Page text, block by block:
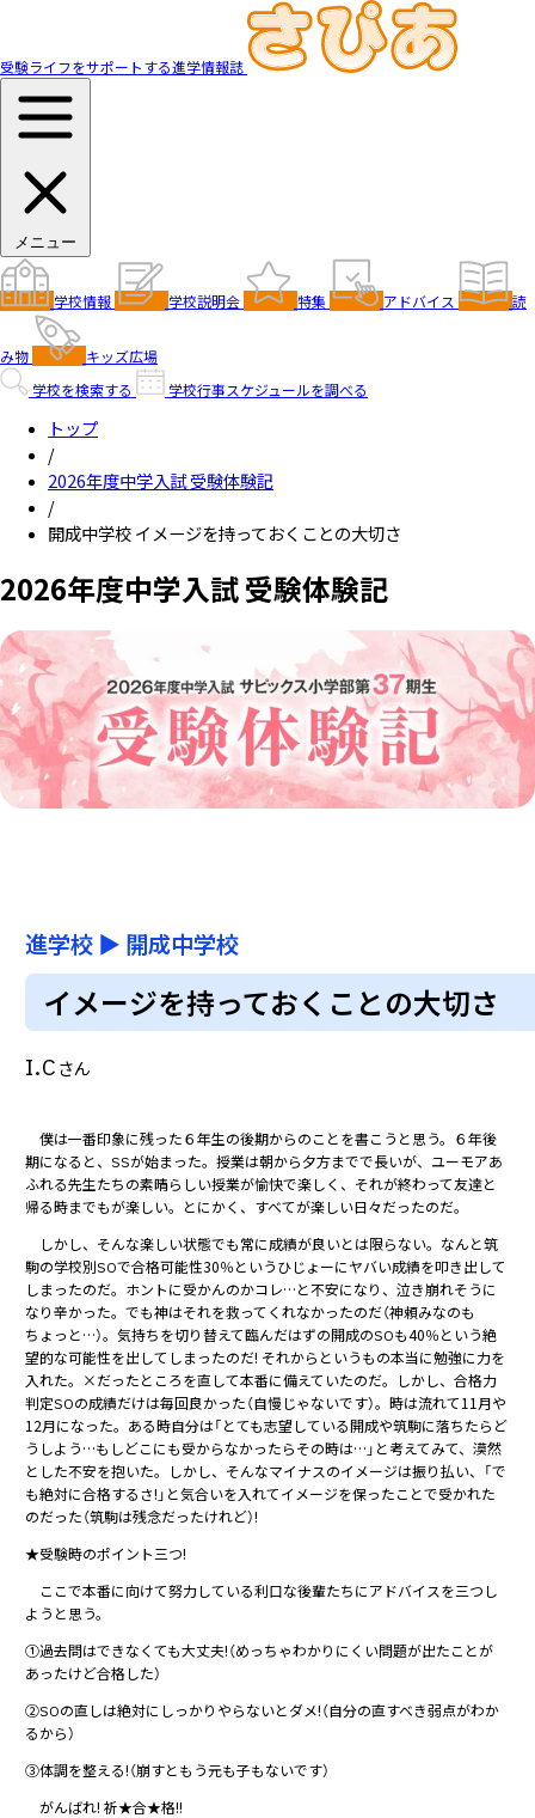
受験ライフをサポートする進学情報誌
メニュー
学校情報 学校説明会 特集 アドバイス 読
み物
キッズ広場
学校を検索する
学校行事スケジュールを調べる
トップ
/
2026年度中学入試 受験体験記
/
開成中学校 イメージを持っておくことの大切さ
2026年度中学入試 受験体験記
進学校 ▶ 開成中学校
イメージを持っておくことの大切さ
I.Cさん
僕は一番印象に残った６年生の後期からのことを書こうと思う。６年後
期になると、SSが始まった。授業は朝から夕方までで長いが、ユーモアあ
ふれる先生たちの素晴らしい授業が愉快で楽しく、それが終わって友達と
帰る時までもが楽しい。とにかく、すべてが楽しい日々だったのだ。
しかし、そんな楽しい状態でも常に成績が良いとは限らない。なんと筑
駒の学校別SOで合格可能性30％というひじょーにヤバい成績を叩き出して
しまったのだ。ホントに受かんのかコレ…と不安になり、泣き崩れそうに
なり辛かった。でも神はそれを救ってくれなかったのだ（神頼みなのも
ちょっと…）。気持ちを切り替えて臨んだはずの開成のSOも40％という絶
望的な可能性を出してしまったのだ! それからというもの本当に勉強に力を
入れた。×だったところを直して本番に備えていたのだ。しかし、合格力
判定SOの成績だけは毎回良かった（自慢じゃないです）。時は流れて11月や
12月になった。ある時自分は「とても志望している開成や筑駒に落ちたらど
うしよう…もしどこにも受からなかったらその時は…」と考えてみて、漠然
とした不安を抱いた。しかし、そんなマイナスのイメージは振り払い、「で
も絶対に合格するさ!」と気合いを入れてイメージを保ったことで受かれた
のだった（筑駒は残念だったけれど）!
★受験時のポイント三つ!
ここで本番に向けて努力している利口な後輩たちにアドバイスを三つし
ようと思う。
①過去問はできなくても大丈夫!（めっちゃわかりにくい問題が出たことが
あったけど合格した）
②SOの直しは絶対にしっかりやらないとダメ!（自分の直すべき弱点がわか
るから）
③体調を整える!（崩すともう元も子もないです）
がんばれ! 祈★合★格!!